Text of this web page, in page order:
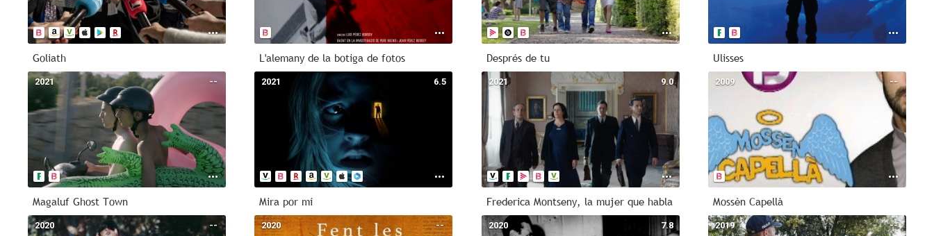
Goliath L'alemany de la botiga de fotos Després de tu Ulisses
--
2021
Magaluf Ghost Town
6.5
2021
Mira por mí
9.0
2021
Frederica Montseny, la mujer que habla
--
2009
Mossèn Capellà
--
2020 --
2020 7.8
2020 --
2019